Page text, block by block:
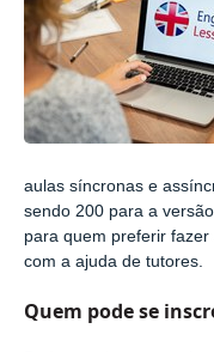
aulas síncronas e
sendo 200 para a
para quem preferir
com a ajuda de tutores.
Quem pode se